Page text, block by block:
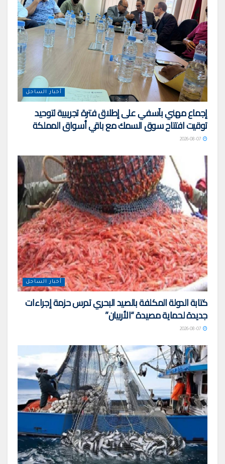
أخبار الساحل
إجماع مهني بآسفي على إطلاق فترة تجريبية لتوحيد
توقيت افتتاح سوق السمك مع باقي أسواق المملكة
أخبار الساحل
كتابة الدولة المكلفة بالصيد البحري تدرس حزمة إجراءات
جديدة لحماية مصيدة “الأربيان”